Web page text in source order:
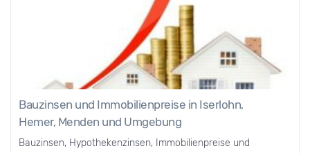
Bauzinsen und Immobilienpreise in Iserlohn,
Hemer, Menden und Umgebung
Bauzinsen, Hypothekenzinsen, Immobilienpreise und